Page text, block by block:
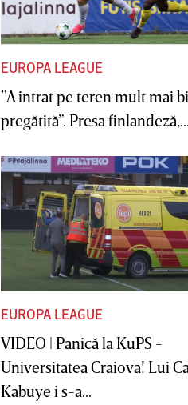
EUROPA LEAGUE
”A intrat pe teren mult mai
pregătită”. Presa
EUROPA LEAGUE
VIDEO | Panică la KuPS -
Universitatea Craiova! Lui
Kabuye i s-a...